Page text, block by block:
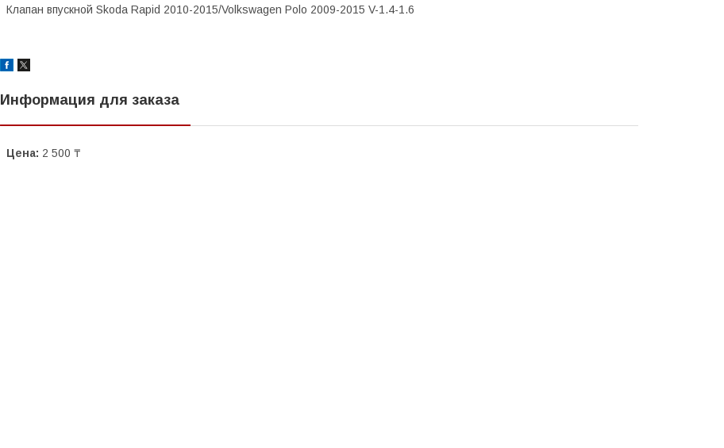
Клапан впускной Skoda Rapid 2010-2015/Volkswagen Polo 2009-2015 V-1.4-1.6
Информация для заказа
Цена: 2 500 ₸